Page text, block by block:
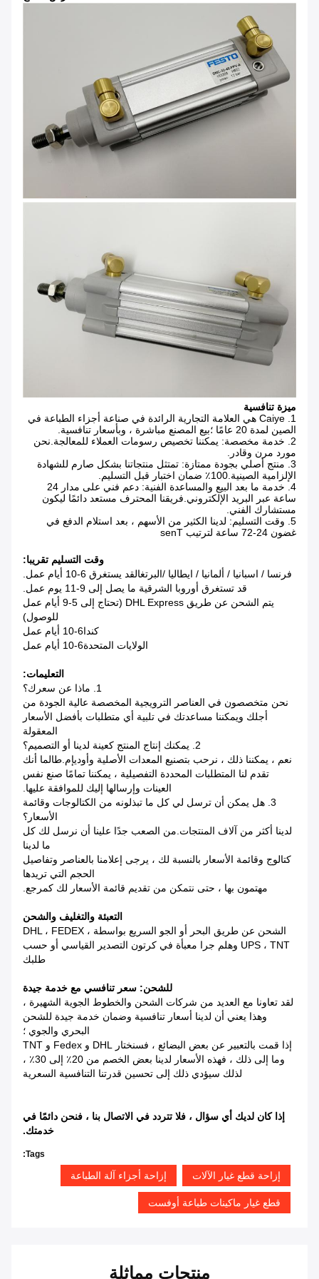
ميزة تنافسية
1. Caiye هي العلامة التجارية الرائدة في صناعة أجزاء الطباعة في
الصين لمدة 20 عامًا ؛بيع المصنع مباشرة ، وبأسعار تنافسية.
2. خدمة مخصصة: يمكننا تخصيص رسومات العملاء للمعالجة.نحن
مورد مرن وقادر.
3. منتج أصلي بجودة ممتازة: تمتثل منتجاتنا بشكل صارم للشهادة
الإلزامية الصينية.100٪ ضمان اختبار قبل التسليم.
4. خدمة ما بعد البيع والمساعدة الفنية: دعم فني على مدار 24
ساعة عبر البريد الإلكتروني.فريقنا المحترف مستعد دائمًا ليكون
مستشارك الفني.
5. وقت التسليم: لدينا الكثير من الأسهم ، بعد استلام الدفع في
غضون 24-72 ساعة لترتيب senT
وقت التسليم تقريبا:
فرنسا / اسبانيا / ألمانيا / ايطاليا /البرتغالقد يستغرق 6-10 أيام عمل.
قد تستغرق أوروبا الشرقية ما يصل إلى 9-11 يوم عمل.
يتم الشحن عن طريق DHL Express (تحتاج إلى 5-9 أيام عمل
للوصول)
كندا6-10 أيام عمل
الولايات المتحدة6-10 أيام عمل
التعليمات:
1. ماذا عن سعرك؟
نحن متخصصون في العناصر الترويجية المخصصة عالية الجودة من
أجلك ويمكننا مساعدتك في تلبية أي متطلبات بأفضل الأسعار
المعقولة
2. يمكنك إنتاج المنتج كعينة لدينا أو التصميم؟
نعم ، يمكننا ذلك ، نرحب بتصنيع المعدات الأصلية وأوديإم.طالما أنك
تقدم لنا المتطلبات المحددة التفصيلية ، يمكننا تمامًا صنع نفس
العينات وإرسالها إليك للموافقة عليها.
3. هل يمكن أن ترسل لي كل ما تبذلونه من الكتالوجات وقائمة
الأسعار؟
لدينا أكثر من آلاف المنتجات.من الصعب جدًا علينا أن نرسل لك كل
ما لدينا
كتالوج وقائمة الأسعار بالنسبة لك ، يرجى إعلامنا بالعناصر وتفاصيل
الحجم التي تريدها
مهتمون بها ، حتى نتمكن من تقديم قائمة الأسعار لك كمرجع.
التعبئة والتغليف والشحن
الشحن عن طريق البحر أو الجو السريع بواسطة DHL ، FEDEX ،
UPS ، TNT وهلم جرا معبأة في كرتون التصدير القياسي أو حسب
طلبك
للشحن: سعر تنافسي مع خدمة جيدة
لقد تعاونا مع العديد من شركات الشحن والخطوط الجوية الشهيرة ،
وهذا يعني أن لدينا أسعار تنافسية وضمان خدمة جيدة للشحن
البحري والجوي ؛
إذا قمت بالتعبير عن بعض البضائع ، فسنختار DHL و Fedex و TNT
وما إلى ذلك ، فهذه الأسعار لدينا بعض الخصم من 20٪ إلى 30٪ ،
لذلك سيؤدي ذلك إلى تحسين قدرتنا التنافسية السعرية
إذا كان لديك أي سؤال ، فلا تتردد في الاتصال بنا ، فنحن دائمًا في
خدمتك.
Tags:
إزاحة قطع غيار الآلات إزاحة أجزاء آلة الطباعة
قطع غيار ماكينات طباعة أوفست
منتجات مماثلة